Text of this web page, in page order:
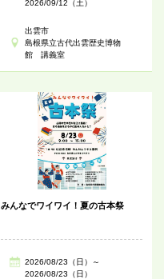
2026/09/12（土）
出雲市
島根県立古代出雲歴史博物
館 講義室
みんなでワイワイ！夏の古本祭
2026/08/23（日）～
2026/08/23（日）